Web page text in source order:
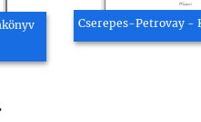
Cserepes-Petrovay -